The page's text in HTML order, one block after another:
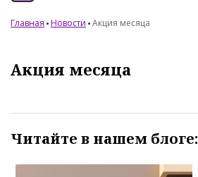
Главная Новости Акция месяца
Акция месяца
Читайте в нашем блоге: